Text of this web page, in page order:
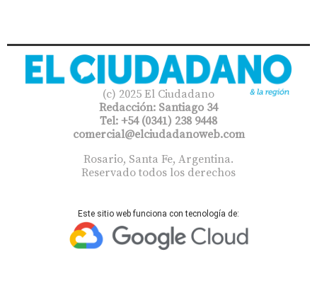
(c) 2025 El Ciudadano
Redacción: Santiago 34
Tel: +54 (0341) 238 9448
comercial@elciudadanoweb.com​
Rosario, Santa Fe, Argentina.
Reservado todos los derechos
Este sitio web funciona con tecnología de: